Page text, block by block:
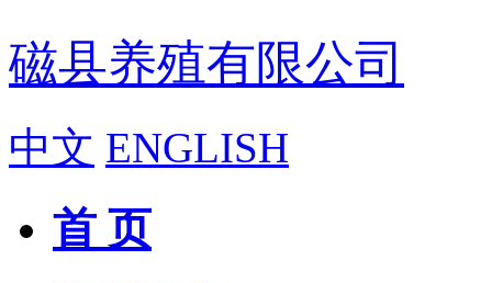
磁县养殖有限公司
中文 ENGLISH
首 页